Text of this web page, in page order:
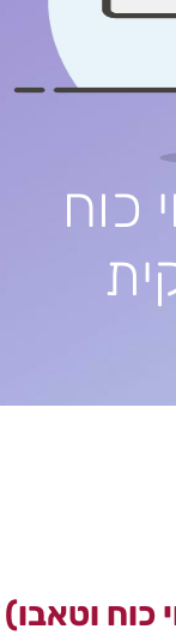
כוח
כוח וטאבו)